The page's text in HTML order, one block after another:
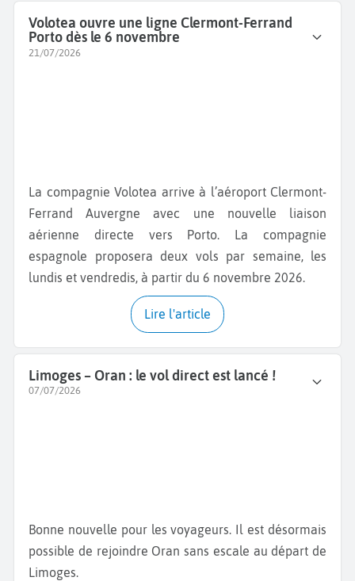
Volotea ouvre une ligne Clermont-Ferrand
Porto dès le 6 novembre
21/07/2026
La compagnie Volotea arrive à l’aéroport Clermont-
Ferrand Auvergne avec une nouvelle liaison
aérienne directe vers Porto. La compagnie
espagnole proposera deux vols par semaine, les
lundis et vendredis, à partir du 6 novembre 2026.
Lire l'article
Limoges – Oran : le vol direct est lancé !
07/07/2026
Bonne nouvelle pour les voyageurs. Il est désormais
possible de rejoindre Oran sans escale au départ de
Limoges.